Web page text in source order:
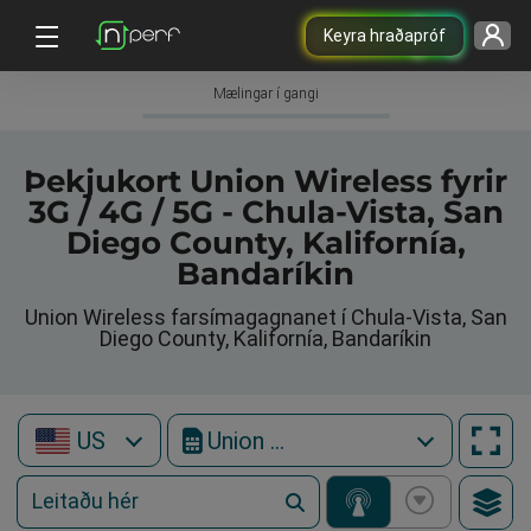
Keyra hraðapróf
Mælingar í gangi
Þekjukort Union Wireless fyrir
3G / 4G / 5G - Chula-Vista, San
Diego County, Kalifornía,
Bandaríkin
Union Wireless farsímagagnanet í Chula-Vista, San
Diego County, Kalifornía, Bandaríkin
US Union Wireless